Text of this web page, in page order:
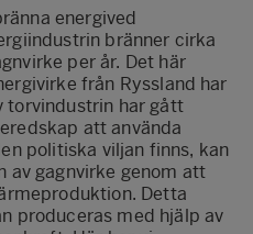
energived
bränner cirka
per år. Det här
från Ryssland har
torvindustrin har gått
att använda
politiska viljan finns, kan
av gagnvirke genom att
Detta
produceras med hjälp av